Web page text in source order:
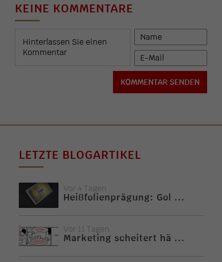
KEINE KOMMENTARE
LETZTE BLOGARTIKEL
Vor 4 Tagen
Heißfolienprägung: Gol ...
Vor 11 Tagen
Marketing scheitert hä ...